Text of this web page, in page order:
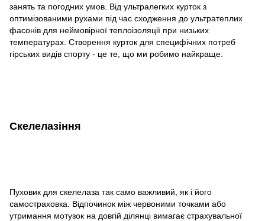
занять та погодних умов. Від ультралегких курток з
оптимізованими рухами під час сходження до ультратеплих
фасонів для неймовірної теплоізоляції при низьких
температурах. Створення курток для специфічних потреб
гірських видів спорту - це те, що ми робимо найкраще.
Скелелазіння
Пуховик для скелелаза так само важливий, як і його
самостраховка. Відпочинок між червоними точками або
утримання мотузок на довгій ділянці вимагає страхувальної